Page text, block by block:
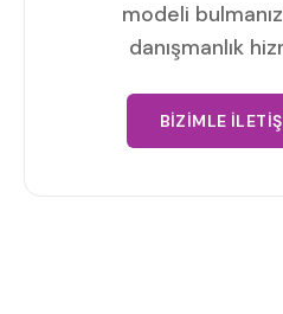
modeli
danışmanlık
BIZIMLE